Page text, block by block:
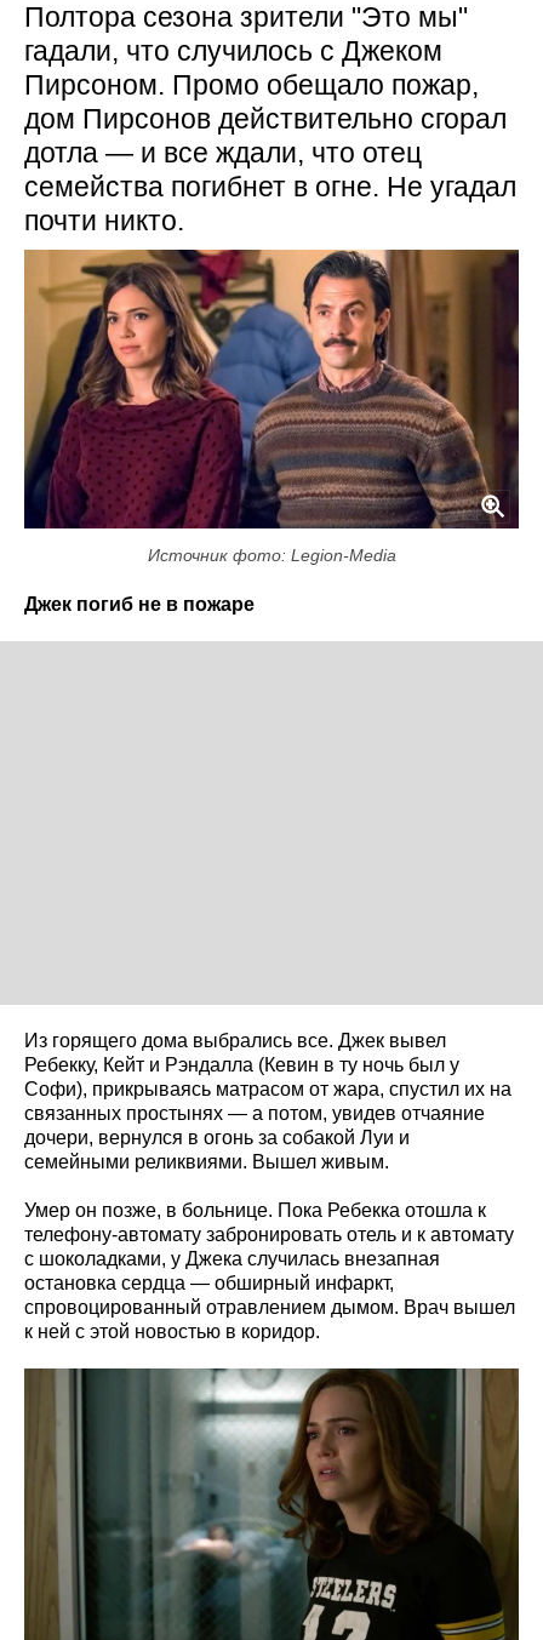
Полтора сезона зрители "Это мы"
гадали, что случилось с Джеком
Пирсоном. Промо обещало пожар,
дом Пирсонов действительно сгорал
дотла — и все ждали, что отец
семейства погибнет в огне. Не угадал
почти никто.
Источник фото: Legion-Media
Джек погиб не в пожаре
Из горящего дома выбрались все. Джек вывел
Ребекку, Кейт и Рэндалла (Кевин в ту ночь был у
Софи), прикрываясь матрасом от жара, спустил их на
связанных простынях — а потом, увидев отчаяние
дочери, вернулся в огонь за собакой Луи и
семейными реликвиями. Вышел живым.
Умер он позже, в больнице. Пока Ребекка отошла к
телефону-автомату забронировать отель и к автомату
с шоколадками, у Джека случилась внезапная
остановка сердца — обширный инфаркт,
спровоцированный отравлением дымом. Врач вышел
к ней с этой новостью в коридор.